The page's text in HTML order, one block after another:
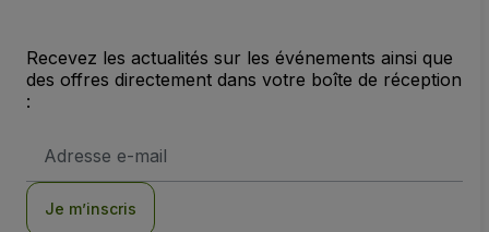
Recevez les actualités sur les événements ainsi que
des offres directement dans votre boîte de réception
:
e-
Je m’inscris